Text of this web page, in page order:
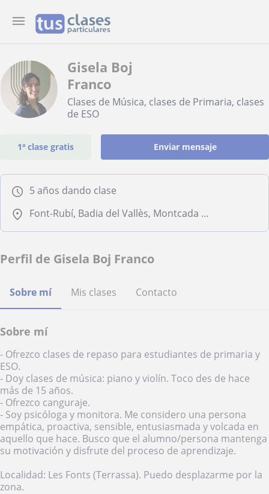
Gisela Boj
Franco
Clases de Música, clases de Primaria, clases
de ESO
1ª clase gratis Enviar mensaje
5 años dando clase
Font-Rubí, Badia del Vallès, Montcada I Reixac, Ripollet
Perfil de Gisela Boj Franco
Sobre mí Mis clases Contacto
Sobre mí
- Ofrezco clases de repaso para estudiantes de primaria y
ESO.
- Doy clases de música: piano y violín. Toco des de hace
más de 15 años.
- Ofrezco canguraje.
- Soy psicóloga y monitora. Me considero una persona
empática, proactiva, sensible, entusiasmada y volcada en
aquello que hace. Busco que el alumno/persona mantenga
su motivación y disfrute del proceso de aprendizaje.
Localidad: Les Fonts (Terrassa). Puedo desplazarme por la
zona.